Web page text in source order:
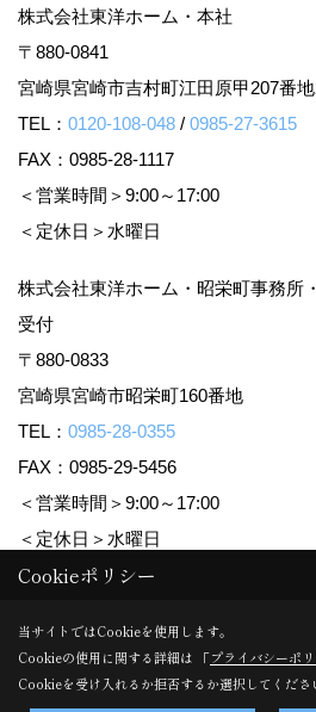
株式会社東洋ホーム・本社
〒880-0841
宮崎県宮崎市吉村町江田原甲207番
TEL： 0120-108-048 / 0985-27-3615
FAX：0985-28-1117
＜営業時間＞9:00～17:00
＜定休日＞水曜日
株式会社東洋ホーム・昭栄町事務所
受付
〒880-0833
宮崎県宮崎市昭栄町160番地
TEL： 0985-28-0355
FAX：0985-29-5456
＜営業時間＞9:00～17:00
＜定休日＞水曜日
Copyright (c) TOYO HOME Co., Ltd. All
Produced byゴデスクリエイト
Cookieポリシー
当サイトではCookieを使用します。
Cookieの使用に関する詳細は 「プライバシーポ
Cookieを受け入れるか拒否するか選択してくださ